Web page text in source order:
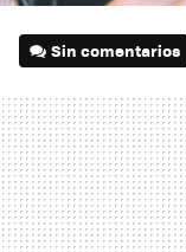
Sin comentarios